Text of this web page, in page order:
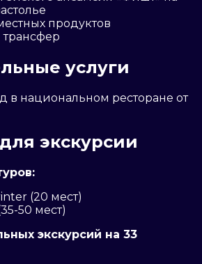
продуктов
услуги
в национальном ресторане от
экскурсии
(20 мест)
50 мест)
экскурсий на 33